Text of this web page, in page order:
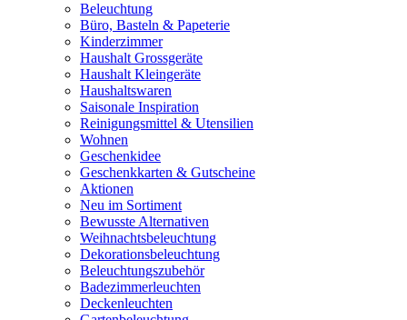
Beleuchtung
Büro, Basteln & Papeterie
Kinderzimmer
Haushalt Grossgeräte
Haushalt Kleingeräte
Haushaltswaren
Saisonale Inspiration
Reinigungsmittel & Utensilien
Wohnen
Geschenkidee
Geschenkkarten & Gutscheine
Aktionen
Neu im Sortiment
Bewusste Alternativen
Weihnachtsbeleuchtung
Dekorationsbeleuchtung
Beleuchtungszubehör
Badezimmerleuchten
Deckenleuchten